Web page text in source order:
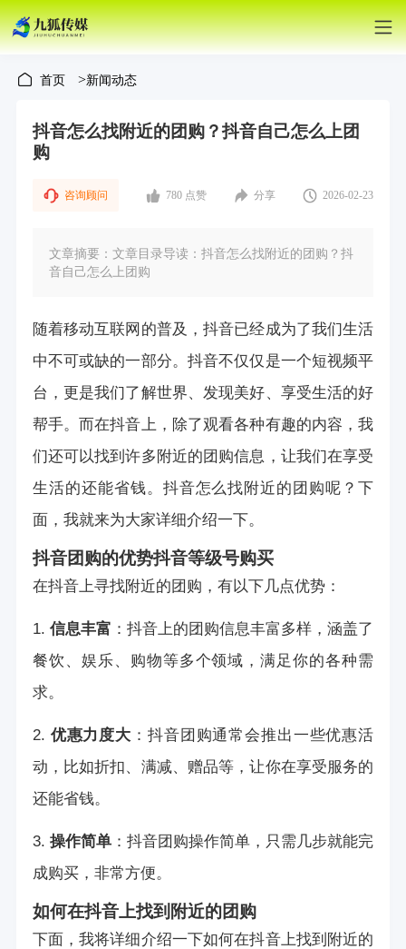
首页 >新闻动态
抖音怎么找附近的团购？抖音自己怎么上团
购
咨询顾问 780 点赞 分享 2026-02-23
文章摘要：文章目录导读：抖音怎么找附近的团购？抖
音自己怎么上团购
随着移动互联网的普及，抖音已经成为了我们生活
中不可或缺的一部分。抖音不仅仅是一个短视频平
台，更是我们了解世界、发现美好、享受生活的好
帮手。而在抖音上，除了观看各种有趣的内容，我
们还可以找到许多附近的团购信息，让我们在享受
生活的还能省钱。抖音怎么找附近的团购呢？下
面，我就来为大家详细介绍一下。
抖音团购的优势抖音等级号购买
在抖音上寻找附近的团购，有以下几点优势：
1. 信息丰富 ：抖音上的团购信息丰富多样，涵盖了
餐饮、娱乐、购物等多个领域，满足你的各种需
求。
2. 优惠力度大 ：抖音团购通常会推出一些优惠活
动，比如折扣、满减、赠品等，让你在享受服务的
还能省钱。
3. 操作简单：抖音团购操作简单，只需几步就能完
成购买，非常方便。
如何在抖音上找到附近的团购
下面，我将详细介绍一下如何在抖音上找到附近的